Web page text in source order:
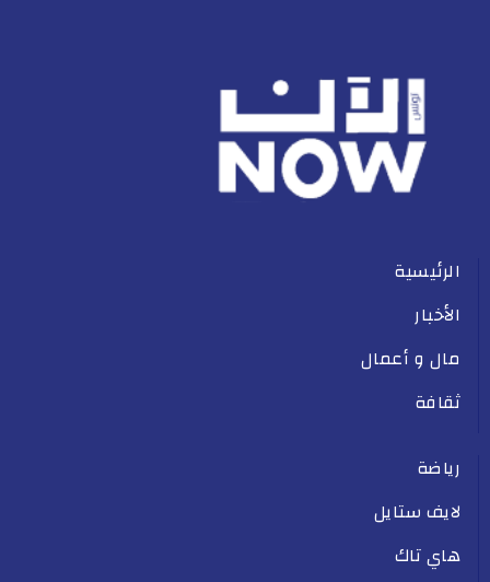
الرئيسية
الأخبار
مال و أعمال
ثقافة
رياضة
لايف ستايل
هاي تاك